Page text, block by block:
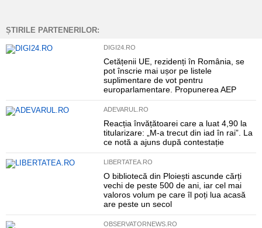
ȘTIRILE PARTENERILOR:
DIGI24.RO
Cetățenii UE, rezidenți în România, se
pot înscrie mai ușor pe listele
suplimentare de vot pentru
europarlamentare. Propunerea AEP
ADEVARUL.RO
Reacția învățătoarei care a luat 4,90 la
titularizare: „M-a trecut din iad în rai”. La
ce notă a ajuns după contestație
LIBERTATEA.RO
O bibliotecă din Ploiești ascunde cărți
vechi de peste 500 de ani, iar cel mai
valoros volum pe care îl poți lua acasă
are peste un secol
OBSERVATORNEWS.RO